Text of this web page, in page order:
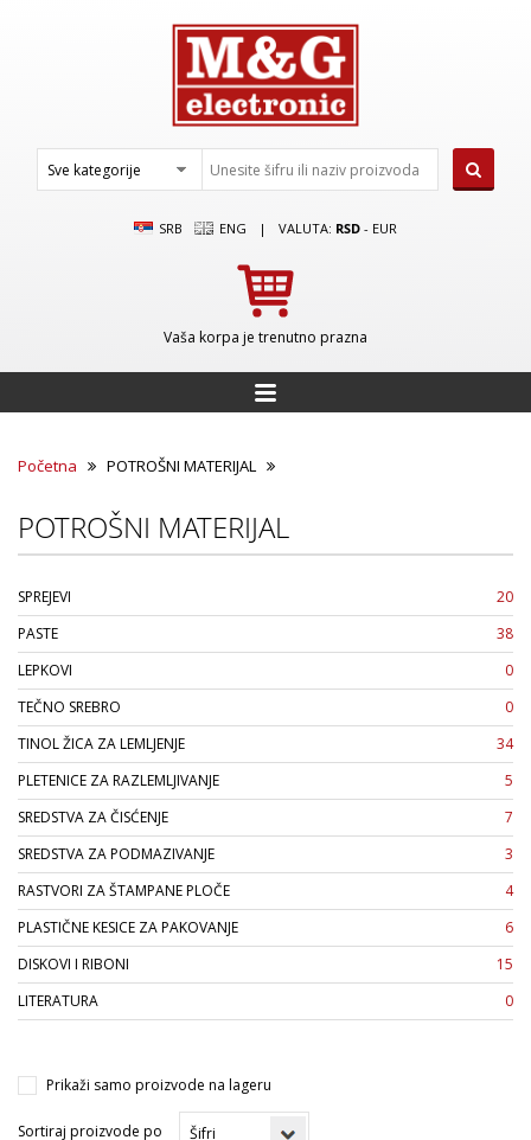
SRB ENG | VALUTA: RSD - EUR
Vaša korpa je trenutno prazna
Početna POTROŠNI MATERIJAL
POTROŠNI MATERIJAL
SPREJEVI
20
PASTE
38
LEPKOVI
0
TEČNO SREBRO
0
TINOL ŽICA ZA LEMLJENJE
34
PLETENICE ZA RAZLEMLJIVANJE
5
SREDSTVA ZA ČISĆENJE
7
SREDSTVA ZA PODMAZIVANJE
3
RASTVORI ZA ŠTAMPANE PLOČE
4
PLASTIČNE KESICE ZA PAKOVANJE
6
DISKOVI I RIBONI
15
LITERATURA
0
Prikaži samo proizvode na lageru
Sortiraj proizvode po